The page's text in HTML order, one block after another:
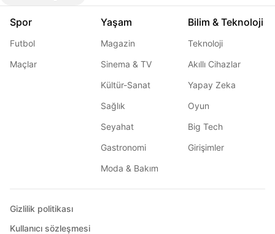
Spor
Futbol
Maçlar
Yaşam
Magazin
Sinema & TV
Kültür-Sanat
Sağlık
Seyahat
Gastronomi
Moda & Bakım
Bilim & Teknoloji
Teknoloji
Akıllı Cihazlar
Yapay Zeka
Oyun
Big Tech
Girişimler
Gizlilik politikası
Kullanıcı sözleşmesi